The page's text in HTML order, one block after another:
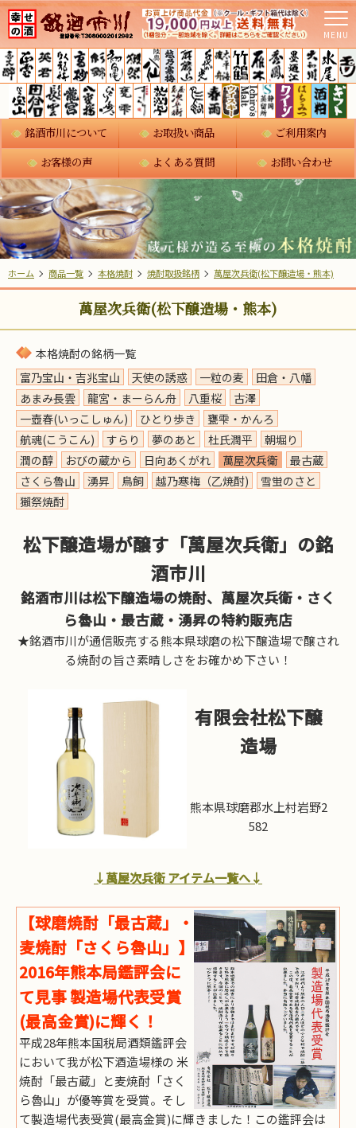
MENU
銘酒市川について お取扱い商品
ご利用案内
お客様の声
よくある質問 お問い合わせ
ホーム 商品一覧 本格焼酎 焼酎取扱銘柄 萬屋次兵衛(松下醸造場・熊本)
萬屋次兵衛(松下醸造場・熊本)
本格焼酎の銘柄一覧
富乃宝山・吉兆宝山
天使の誘惑 一粒の麦
田倉・八幡
あまみ長雲
龍宮・まーらん舟 八重桜
古澤
一壺春(いっこしゅん)
ひとり歩き
甕雫・かんろ
航魂(こうこん)
すらり 夢のあと 杜氏潤平
朝堀り
潤の醇
おびの蔵から 日向あくがれ 萬屋次兵衛
最古蔵
さくら魯山
湧昇 鳥飼 越乃寒梅（乙焼酎)
雪蛍のさと
獺祭焼酎
松下醸造場が醸す「萬屋次兵衛」の銘
酒市川
銘酒市川は松下醸造場の焼酎、萬屋次兵衛・さく
ら魯山・最古蔵・湧昇の特約販売店
★銘酒市川が通信販売する熊本県球磨の松下醸造場で醸され
る焼酎の旨さ素晴しさをお確かめ下さい！
有限会社松下醸
造場
熊本県球磨郡水上村岩野2
582
↓萬屋次兵衛 アイテム一覧へ↓
【球磨焼酎「最古蔵」・
麦焼酎「さくら魯山」】
2016年熊本局鑑評会に
て見事 製造場代表受賞
(最高金賞)に輝く！
平成28年熊本国税局酒類鑑評会
において我が松下酒造場様の 米
焼酎「最古蔵」と麦焼酎「さく
ら魯山」が優等賞を受賞。そし
て製造場代表受賞(最高金賞)に輝きました！この鑑評会は